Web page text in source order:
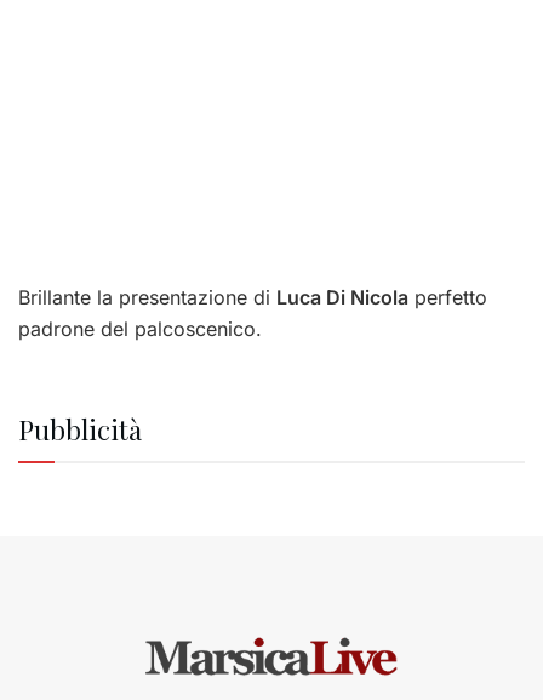
Brillante la presentazione di Luca Di Nicola perfetto
padrone del palcoscenico.
Pubblicità